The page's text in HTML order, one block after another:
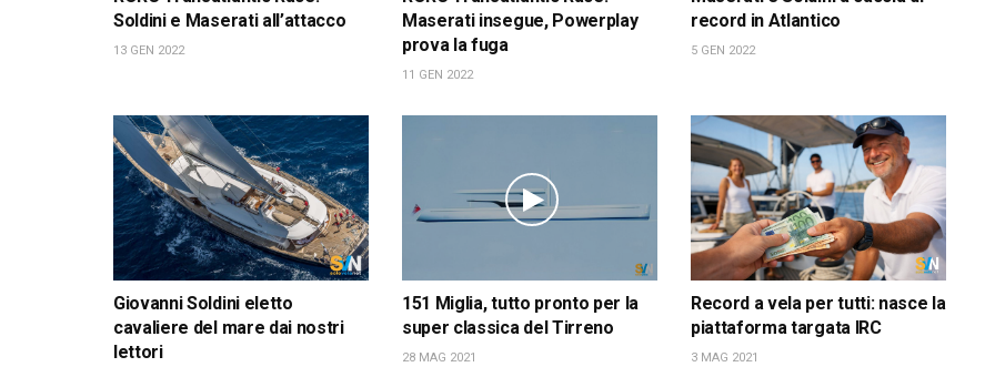
Soldini e Maserati all’attacco
13 GEN 2022
Maserati insegue, Powerplay
prova la fuga
11 GEN 2022
record in Atlantico
5 GEN 2022
Giovanni Soldini eletto
cavaliere del mare dai nostri
lettori
151 Miglia, tutto pronto per la
super classica del Tirreno
28 MAG 2021
Record a vela per tutti: nasce la
piattaforma targata IRC
3 MAG 2021